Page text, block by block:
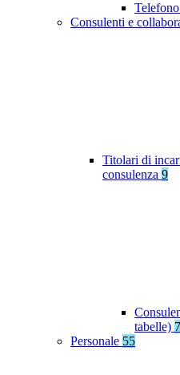
Consulenti e
Titolari di
consulenza 9
tabelle) 7
Personale 55